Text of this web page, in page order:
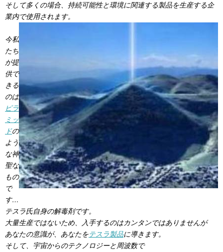
そして多くの場合、持続可能性と環境に関連する製品を生産する企
業内で使用されます。
今私
たち
が提
供で
きる
のは
ピラ
ミッ
ドの
よう
な神
聖な
もの
で
す…
テスラ氏自身の解毒剤です。
大量生産ではないため、入手するのはカンタンではありませんが
あなたの意識が、あなたをテスラ製品に導きます。
そして、宇宙からのテクノロジーと周波数で